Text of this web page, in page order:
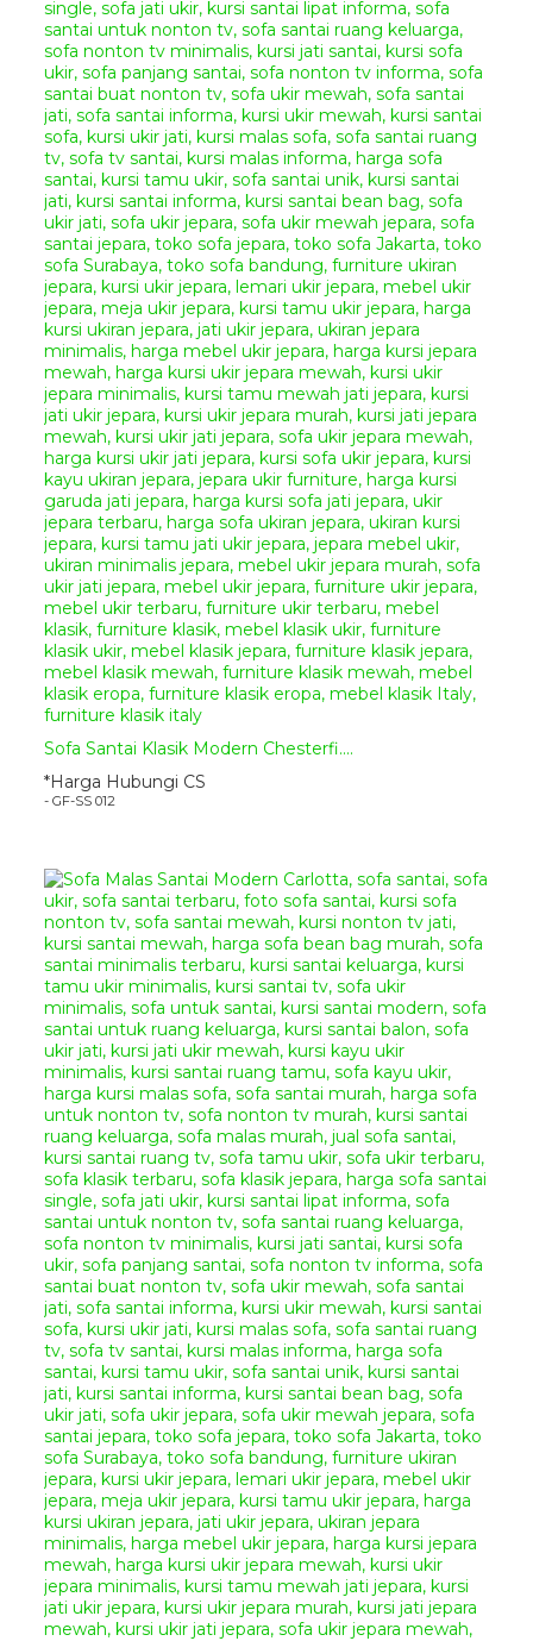
Sofa Santai Ukir Mewah Diwan
Sofa Santai Ukir
Mewah Diwan
Sofa Santai Ukir Jepara –
merupakan sebuah desain
santai desain klasik dengan
hiasan ukir yang elegan. Sofa Ukir
Cleopatra Jepara ini mempunyai
model desain furniture klasik yang
sangat cantik untuk melengkapi
ruang tamu ataupun ruang
keluarga anda. Dengan bahan
rangka kayu berkualitas akan
Sofa Santai Klasik Modern Chesterfi....
*Harga Hubungi CS
- GF-SS 012